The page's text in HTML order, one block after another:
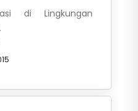
di Lingkungan